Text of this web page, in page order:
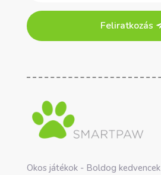
Feliratkozás
Okos játékok - Boldog kedvencek